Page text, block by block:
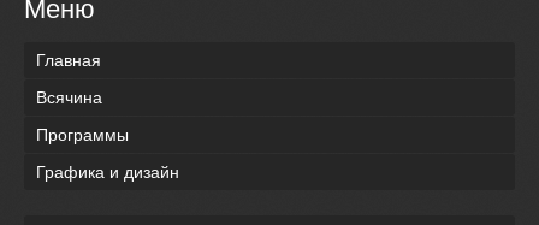
Меню
Главная
Всячина
Программы
Графика и дизайн